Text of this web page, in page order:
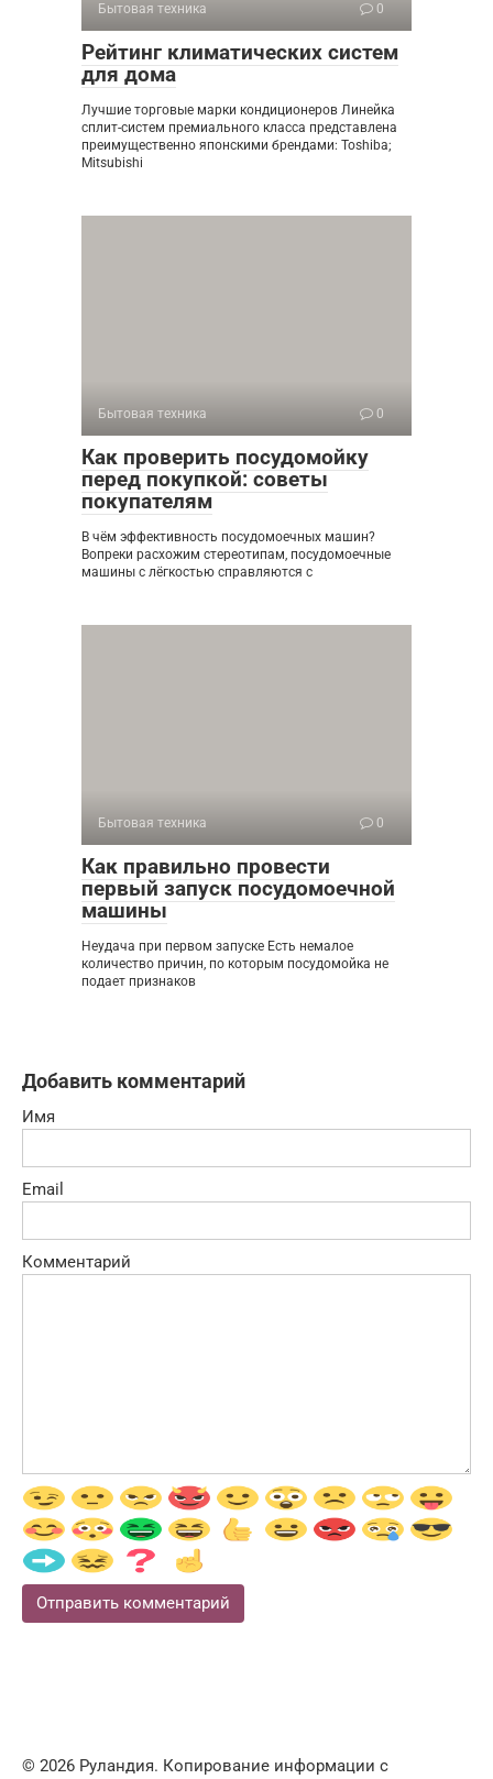
Бытовая техника 0
Рейтинг климатических систем
для дома
Лучшие торговые марки кондиционеров Линейка
сплит-систем премиального класса представлена
преимущественно японскими брендами: Toshiba;
Mitsubishi
Бытовая техника 0
Как проверить посудомойку
перед покупкой: советы
покупателям
В чём эффективность посудомоечных машин?
Вопреки расхожим стереотипам, посудомоечные
машины с лёгкостью справляются с
Бытовая техника 0
Как правильно провести
первый запуск посудомоечной
машины
Неудача при первом запуске Есть немалое
количество причин, по которым посудомойка не
подает признаков
Добавить комментарий
Имя
Email
Комментарий
© 2026 Руландия. Копирование информации с